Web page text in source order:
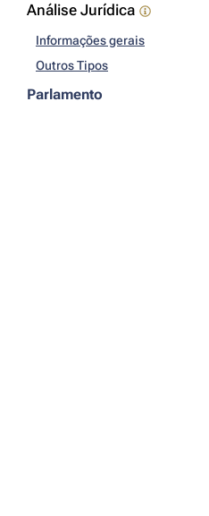
Análise Jurídica
Informações gerais
Outros Tipos
Parlamento